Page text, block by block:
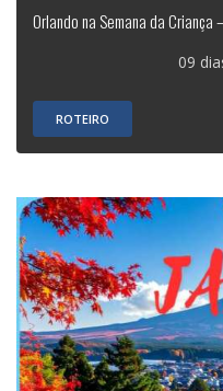
Orlando na Semana da Criança
09
ROTEIRO